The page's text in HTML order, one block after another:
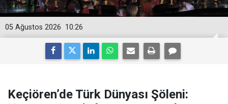
10:26
05 Ağustos 2026
Keçiören’de Türk Dünyası Şöleni: